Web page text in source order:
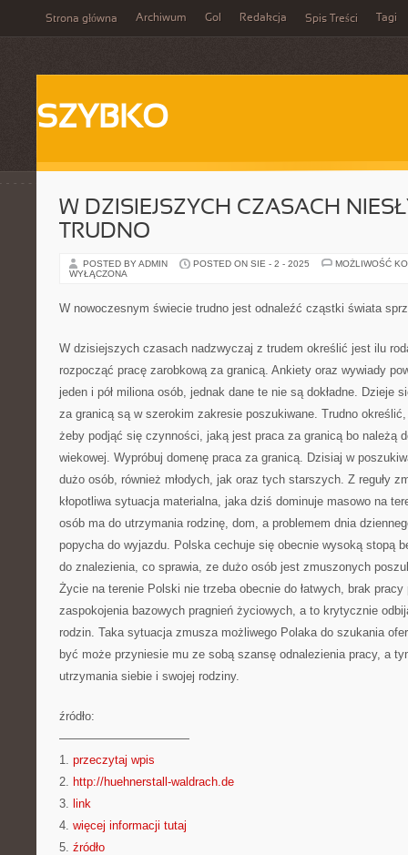
Strona główna Archiwum Gol Redakcja Spis Treści Tagi
SZYBKO
W DZISIEJSZYCH CZASACH
TRUDNO
POSTED BY ADMIN POSTED ON SIE - 2 - 2025
MOŻLIWOŚĆ
WYŁĄCZONA
W nowoczesnym świecie trudno jest odnaleźć cząstki świata
W dzisiejszych czasach nadzwyczaj z trudem określić jest ilu
rozpocząć pracę zarobkową za granicą. Ankiety oraz wywiady
jeden i pół miliona osób, jednak dane te nie są dokładne. Dzieje
za granicą są w szerokim zakresie poszukiwane. Trudno
żeby podjąć się czynności, jaką jest praca za granicą bo należą
wiekowej. Wypróbuj domenę praca za granicą. Dzisiaj w
dużo osób, również młodych, jak oraz tych starszych. Z reguły
kłopotliwa sytuacja materialna, jaka dziś dominuje masowo na
osób ma do utrzymania rodzinę, dom, a problemem dnia
popycha do wyjazdu. Polska cechuje się obecnie wysoką stopą
do znalezienia, co sprawia, ze dużo osób jest zmuszonych
Życie na terenie Polski nie trzeba obecnie do łatwych, brak
zaspokojenia bazowych pragnień życiowych, a to krytycznie
rodzin. Taka sytuacja zmusza możliwego Polaka do szukania
być może przyniesie mu ze sobą szansę odnalezienia pracy, a
utrzymania siebie i swojej rodziny.
źródło:
———————————
1. przeczytaj wpis
2. http://huehnerstall-waldrach.de
3. link
4. więcej informacji tutaj
5. źródło